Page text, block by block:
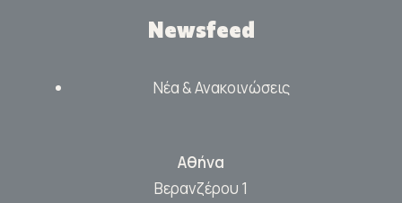
Newsfeed
Νέα & Ανακοινώσεις
Αθήνα
Βερανζέρου 1